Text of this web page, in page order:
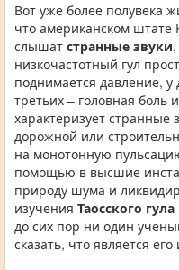
Вот уже более полувека
что американском
слышат странные звуки
низкочастотный гул
поднимается давление, у
третьих – головная боль
характеризует
дорожной или
на монотонную
помощью в высшие
природу шума и
изучения Таосского гула
до сих пор ни один
сказать, что является